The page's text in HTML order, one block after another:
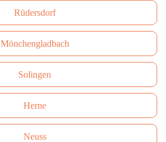
Rüdersdorf
Mönchengladbach
Solingen
Herne
Neuss